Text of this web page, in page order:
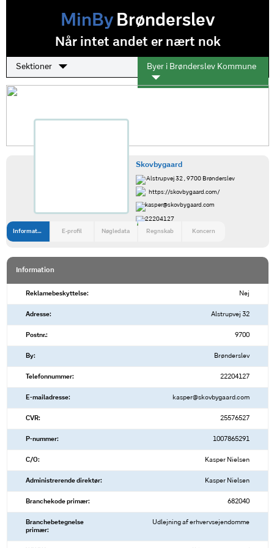
MinByBrønderslev
Når intet andet er nært nok
Sektioner Byer i Brønderslev Kommune
Skovbygaard
Alstrupvej 32 , 9700 Brønderslev
https://skovbygaard.com/
kasper@skovbygaard.com
22204127
Information
E-profil Nøgledata Regnskab Koncern
Information
Reklamebeskyttelse: Nej
Adresse: Alstrupvej 32
Postnr.: 9700
By: Brønderslev
Telefonnummer: 22204127
E-mailadresse: kasper@skovbygaard.com
CVR: 25576527
P-nummer: 1007865291
C/O: Kasper Nielsen
Administrerende direktør: Kasper Nielsen
Branchekode primær: 682040
Branchebetegnelse
primær:
Udlejning af erhvervsejendomme